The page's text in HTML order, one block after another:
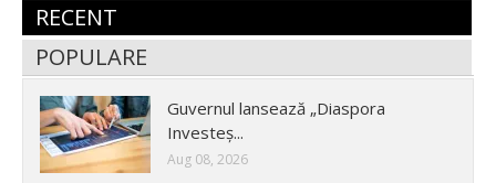
RECENT
POPULARE
Guvernul lansează „Diaspora
Investeș...
Aug 08, 2026